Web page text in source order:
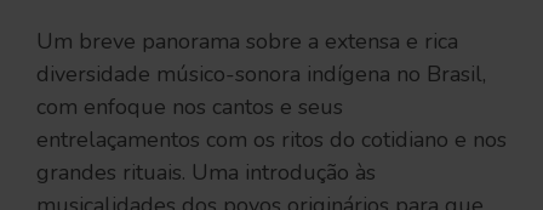
Um breve panorama sobre a extensa e rica
diversidade músico-sonora indígena no Brasil,
com enfoque nos cantos e seus
entrelaçamentos com os ritos do cotidiano e nos
grandes rituais. Uma introdução às